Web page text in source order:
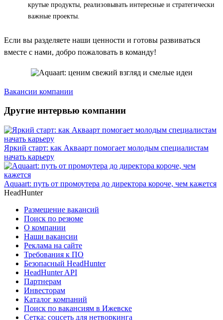
крутые продукты, реализовывать интересные и стратегически
важные проекты.
Если вы разделяете наши ценности и готовы развиваться
вместе с нами, добро пожаловать в команду!
Вакансии компании
Другие интервью компании
Яркий старт: как Акваарт помогает молодым специалистам
начать карьеру
Aquaart: путь от промоутера до директора короче, чем кажется
HeadHunter
Размещение вакансий
Поиск по резюме
О компании
Наши вакансии
Реклама на сайте
Требования к ПО
Безопасный HeadHunter
HeadHunter API
Партнерам
Инвесторам
Каталог компаний
Поиск по вакансиям в Ижевске
Сетка: соцсеть для нетворкинга